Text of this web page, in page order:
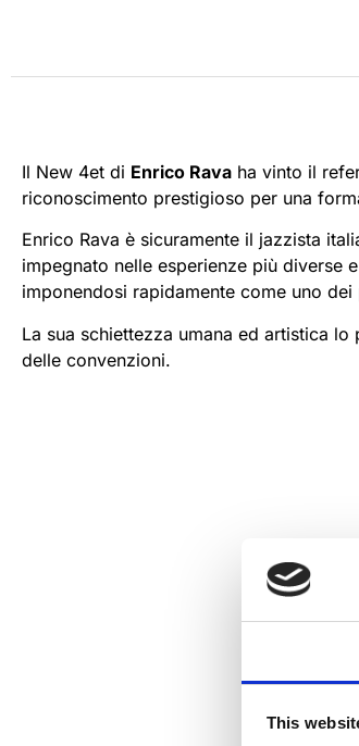
This
Il New 4et di Enrico Rava ha vinto il
riconoscimento prestigioso per una
Enrico Rava è sicuramente il jazzista
impegnato nelle esperienze più diverse
imponendosi rapidamente come uno
La sua schiettezza umana ed artistica
delle convenzioni.